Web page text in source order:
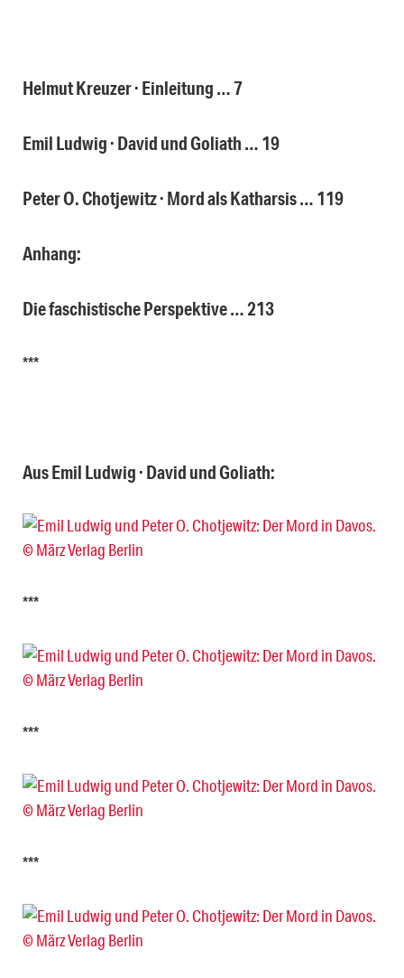
Helmut Kreuzer · Einleitung … 7
Emil Ludwig · David und Goliath … 19
Peter O. Chotjewitz · Mord als Katharsis … 119
Anhang:
Die faschistische Perspektive … 213
***
Aus Emil Ludwig · David und Goliath:
***
***
***